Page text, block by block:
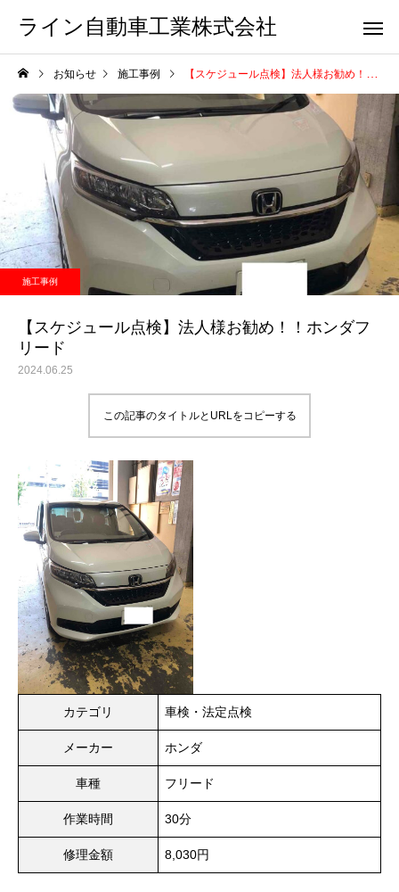
ライン自動車工業株式会社
お知らせ 施工事例 【スケジュール点検】法人様お勧め！！ホンダフリード
施工事例
【スケジュール点検】法人様お勧め！！ホンダフ
リード
2024.06.25
この記事のタイトルとURLをコピーする
カテゴリ 車検・法定点検
メーカー ホンダ
車種 フリード
作業時間 30分
修理金額 8,030円